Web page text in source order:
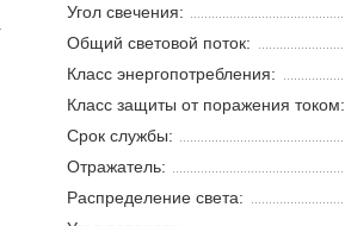
Угол свечения:
Общий световой поток:
Класс энергопотребления:
Класс защиты от поражения током:
Срок службы:
Отражатель:
Распределение света: